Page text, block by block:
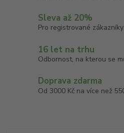
Sleva až 20%
Pro registrované zákazníky
16 let na trhu
Odbornost, na kterou se
Doprava zdarma
Od 3000 Kč na více než